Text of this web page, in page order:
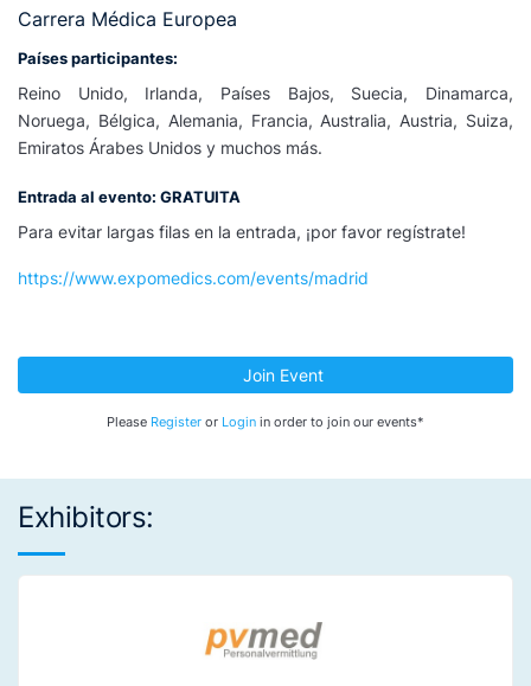
Carrera Médica Europea
Países participantes:
Reino Unido, Irlanda, Países Bajos, Suecia, Dinamarca,
Noruega, Bélgica, Alemania, Francia, Australia, Austria, Suiza,
Emiratos Árabes Unidos y muchos más.
Entrada al evento: GRATUITA
Para evitar largas filas en la entrada, ¡por favor regístrate!
https://www.expomedics.com/events/madrid
Join Event
Please Register or Login in order to join our events*
Exhibitors: